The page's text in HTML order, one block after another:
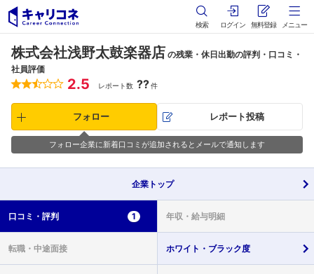
検索 ログイン 無料登録 メニュー
株式会社浅野太鼓楽器店 の残業・休日出勤の評判・口コミ・
社員評価
2.5 レポート数 ??件
フォロー レポート投稿
フォロー企業に新着口コミが追加されるとメールで通知します
企業 トップ
口コミ・ 評判 1 年収・ 給与明細
転職・ 中途面接 ホワイト・ ブラック度